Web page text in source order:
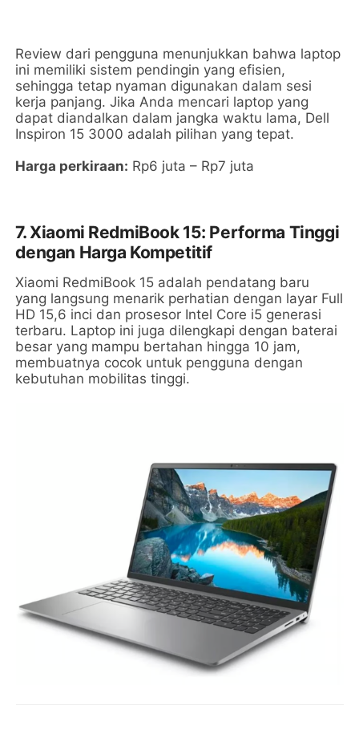
Review dari pengguna menunjukkan bahwa laptop
ini memiliki sistem pendingin yang efisien,
sehingga tetap nyaman digunakan dalam sesi
kerja panjang. Jika Anda mencari laptop yang
dapat diandalkan dalam jangka waktu lama, Dell
Inspiron 15 3000 adalah pilihan yang tepat.
Harga perkiraan: Rp6 juta – Rp7 juta
7. Xiaomi RedmiBook 15: Performa Tinggi
dengan Harga Kompetitif
Xiaomi RedmiBook 15 adalah pendatang baru
yang langsung menarik perhatian dengan layar Full
HD 15,6 inci dan prosesor Intel Core i5 generasi
terbaru. Laptop ini juga dilengkapi dengan baterai
besar yang mampu bertahan hingga 10 jam,
membuatnya cocok untuk pengguna dengan
kebutuhan mobilitas tinggi.